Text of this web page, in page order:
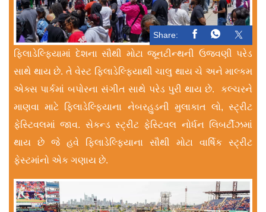
Share:
ફિલાડેલ્ફિયામાં દેશના સૌથી મોટા જૂનટીન્થની ઉજવણી પરેડ
સાથે થાય છે. તે વેસ્ટ ફિલાડેલ્ફિયાથી ચાલુ થાય ચે અને માલ્કમ
એક્સ પાર્કમાં બપોરના સંગીત સાથે પરેડ પુરી થાય છે. કલ્ચરને
માણવા માટે ફિલાડેલ્ફિયાના નેબરહુડની મુલાકાત લો, સ્ટ્રીટ
ફેસ્ટિવલમાં જાવ. સેકન્ડ સ્ટ્રીટ ફેસ્ટિવલ નોર્ધન લિબર્ટીઝમાં
થાય છે જે હવે ફિલાડેલ્ફિયાના સૌથી મોટા વાર્ષિક સ્ટ્રીટ
ફેસ્ટમાંનો એક ગણાય છે.